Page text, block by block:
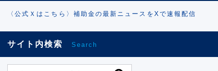
〈公式Ｘはこちら〉補助金の最新ニュースをXで速報配信
サイト内検索 Search